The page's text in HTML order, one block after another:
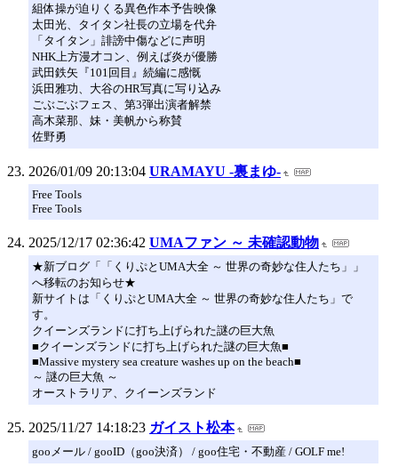
組体操が迫りくる異色作本予告映像
太田光、タイタン社長の立場を代弁
「タイタン」誹謗中傷などに声明
NHK上方漫才コン、例えば炎が優勝
武田鉄矢『101回目』続編に感慨
浜田雅功、大谷のHR写真に写り込み
ごぶごぶフェス、第3弾出演者解禁
高木菜那、妹・美帆から称賛
佐野勇
2026/01/09 20:13:04 URAMAYU -裏まゆ-
Free Tools
Free Tools
2025/12/17 02:36:42 UMAファン ～ 未確認動物
★新ブログ「「くりぷとUMA大全 ～ 世界の奇妙な住人たち」」
へ移転のお知らせ★
新サイトは「くりぷとUMA大全 ～ 世界の奇妙な住人たち」で
す。
クイーンズランドに打ち上げられた謎の巨大魚
■クイーンズランドに打ち上げられた謎の巨大魚■
■Massive mystery sea creature washes up on the beach■
～ 謎の巨大魚 ～
オーストラリア、クイーンズランド
2025/11/27 14:18:23 ガイスト松本
gooメール / gooID（goo決済） / goo住宅・不動産 / GOLF me!